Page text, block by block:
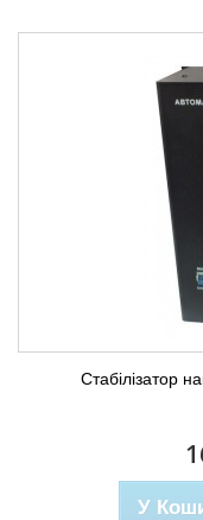
Стабілізатор
У